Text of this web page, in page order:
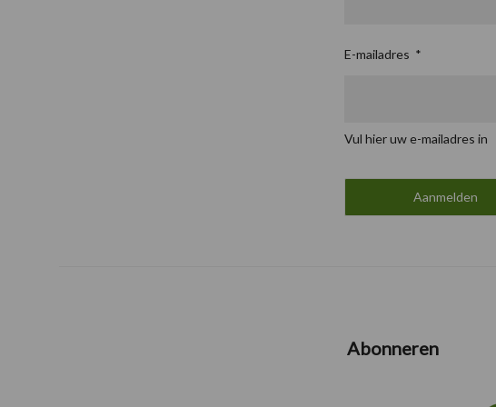
E-mailadres *
Vul hier uw e-mailadres in
Abonneren